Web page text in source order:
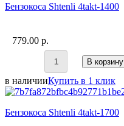
Бензокоса Shtenli 4takt-1400
779.00 p.
В корзину
в наличииКупить в 1 клик
Бензокоса Shtenli 4takt-1700